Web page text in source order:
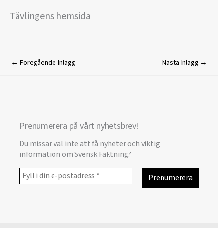
Tävlingens hemsida
← Föregående Inlägg Nästa Inlägg →
Prenumerera på vårt nyhetsbrev!
Du missar väl inte att få nyheter och viktig
information om Svensk Fäktning?